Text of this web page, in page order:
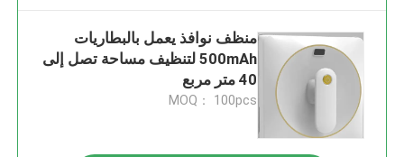
منظف نوافذ يعمل بالبطاريات
500mAh لتنظيف مساحة تصل إلى
40 متر مربع
MOQ： 100pcs